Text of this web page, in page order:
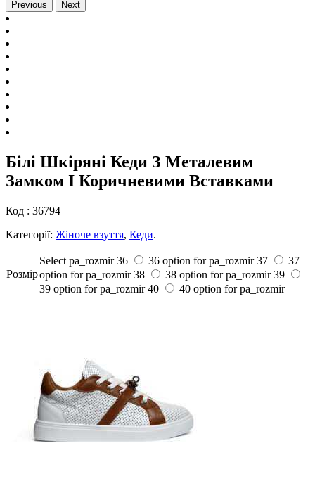
Previous Next
Білі Шкіряні Кеди З Металевим
Замком І Коричневими Вставками
Код : 36794
Категорії: Жіноче взуття, Кеди.
Розмiр
Select pa_rozmir 36 36 option for pa_rozmir 37
37
option for pa_rozmir 38 38 option for pa_rozmir 39
39 option for pa_rozmir 40 40 option for pa_rozmir